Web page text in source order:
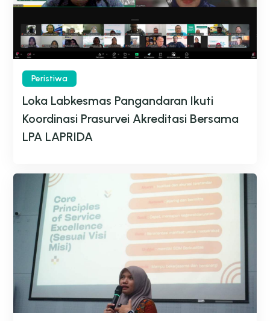
Peristiwa
Loka Labkesmas Pangandaran Ikuti
Koordinasi Prasurvei Akreditasi Bersama
LPA LAPRIDA